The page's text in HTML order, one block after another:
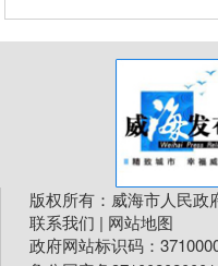
版权所有：威海市人民政
联系我们 | 网站地图
政府网站标识码：